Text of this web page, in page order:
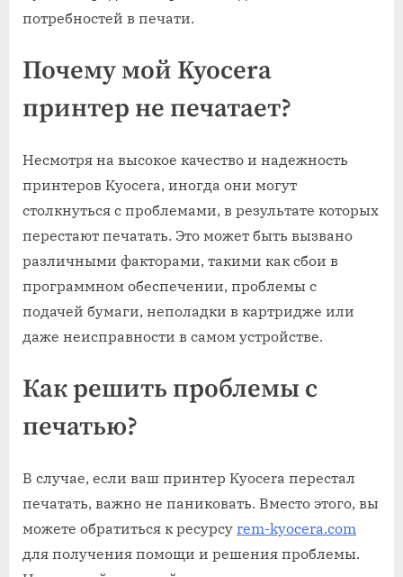
потребностей в печати.
Почему мой Kyocera
принтер не печатает?
Несмотря на высокое качество и надежность
принтеров Kyocera, иногда они могут
столкнуться с проблемами, в результате которых
перестают печатать. Это может быть вызвано
различными факторами, такими как сбои в
программном обеспечении, проблемы с
подачей бумаги, неполадки в картридже или
даже неисправности в самом устройстве.
Как решить проблемы с
печатью?
В случае, если ваш принтер Kyocera перестал
печатать, важно не паниковать. Вместо этого, вы
можете обратиться к ресурсу rem-kyocera.com
для получения помощи и решения проблемы.